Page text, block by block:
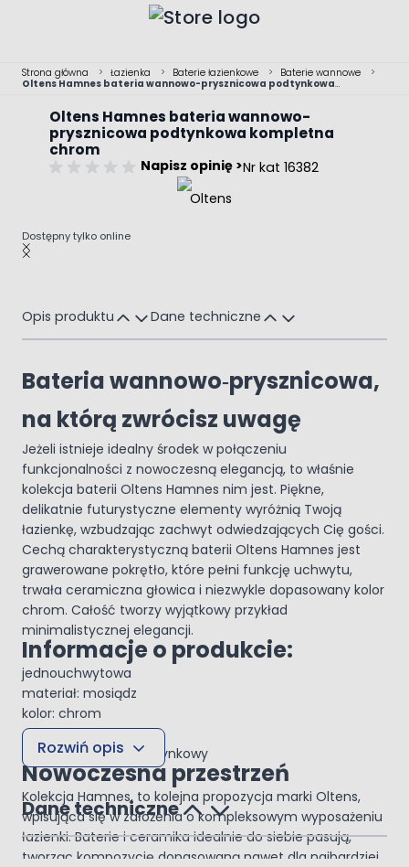
Strona główna > Łazienka > Baterie łazienkowe > Baterie wannowe
>
Oltens Hamnes bateria wannowo-prysznicowa podtynkowa
Oltens Hamnes bateria wannowo-
prysznicowa podtynkowa kompletna
chrom
Napisz opinię >Nr kat 16382
Dostępny tylko online
Main image
Click to view image in fullscreen
Opis produktu Dane techniczne
Bateria wannowo‑prysznicowa,
na którą zwrócisz uwagę
Jeżeli istnieje idealny środek w połączeniu
funkcjonalności z nowoczesną elegancją, to właśnie
kolekcja baterii Oltens Hamnes nim jest. Piękne,
delikatnie futurystyczne elementy wyróżnią Twoją
łazienkę, wzbudzając zachwyt odwiedzających Cię gości.
Cechą charakterystyczną baterii Oltens Hamnes jest
grawerowane pokrętło, które pełni funkcję uchwytu,
trwała ceramiczna głowica i niezwykle dopasowany kolor
chrom. Całość tworzy wyjątkowy przykład
minimalistycznej elegancji.
Informacje o produkcie:
jednouchwytowa
materiał: mosiądz
kolor: chrom
głowica ceramiczna
montaż: ścienny podtynkowy
Nowoczesna przestrzeń
Kolekcja Hamnes, to kolejna propozycja marki Oltens,
wpisująca się w założenia o kompleksowym wyposażeniu
łazienki. Baterie i ceramika idealnie do siebie pasują,
tworząc kompozycję dopasowaną nawet dla najbardziej
Rozwiń opis
Dane techniczne